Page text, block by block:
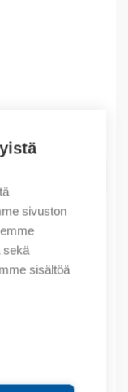
sivuston
sekä
sisältöä